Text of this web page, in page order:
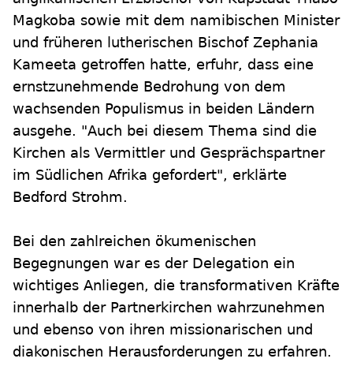
Magkoba sowie mit dem namibischen Minister
und früheren lutherischen Bischof Zephania
Kameeta getroffen hatte, erfuhr, dass eine
ernstzunehmende Bedrohung von dem
wachsenden Populismus in beiden Ländern
ausgehe. "Auch bei diesem Thema sind die
Kirchen als Vermittler und Gesprächspartner
im Südlichen Afrika gefordert", erklärte
Bedford Strohm.
Bei den zahlreichen ökumenischen
Begegnungen war es der Delegation ein
wichtiges Anliegen, die transformativen Kräfte
innerhalb der Partnerkirchen wahrzunehmen
und ebenso von ihren missionarischen und
diakonischen Herausforderungen zu erfahren.